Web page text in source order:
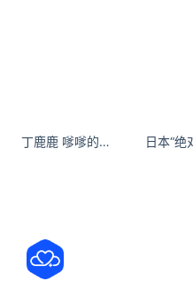
丁鹿鹿 嗲嗲的～#ThreeQuarters#TQ女孩 - 小红书